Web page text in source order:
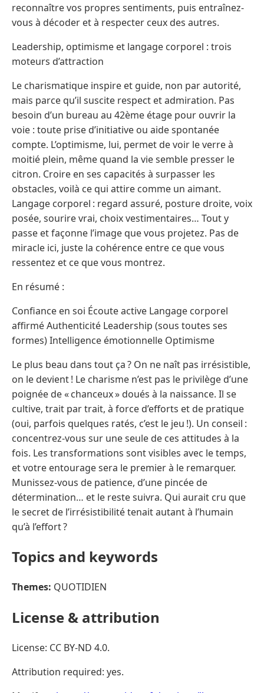
reconnaître vos propres sentiments, puis entraînez-
vous à décoder et à respecter ceux des autres.
Leadership, optimisme et langage corporel : trois
moteurs d’attraction
Le charismatique inspire et guide, non par autorité,
mais parce qu’il suscite respect et admiration. Pas
besoin d’un bureau au 42ème étage pour ouvrir la
voie : toute prise d’initiative ou aide spontanée
compte. L’optimisme, lui, permet de voir le verre à
moitié plein, même quand la vie semble presser le
citron. Croire en ses capacités à surpasser les
obstacles, voilà ce qui attire comme un aimant.
Langage corporel : regard assuré, posture droite, voix
posée, sourire vrai, choix vestimentaires… Tout y
passe et façonne l’image que vous projetez. Pas de
miracle ici, juste la cohérence entre ce que vous
ressentez et ce que vous montrez.
En résumé :
Confiance en soi Écoute active Langage corporel
affirmé Authenticité Leadership (sous toutes ses
formes) Intelligence émotionnelle Optimisme
Le plus beau dans tout ça ? On ne naît pas irrésistible,
on le devient ! Le charisme n’est pas le privilège d’une
poignée de « chanceux » doués à la naissance. Il se
cultive, trait par trait, à force d’efforts et de pratique
(oui, parfois quelques ratés, c’est le jeu !). Un conseil :
concentrez-vous sur une seule de ces attitudes à la
fois. Les transformations sont visibles avec le temps,
et votre entourage sera le premier à le remarquer.
Munissez-vous de patience, d’une pincée de
détermination… et le reste suivra. Qui aurait cru que
le secret de l’irrésistibilité tenait autant à l’humain
qu’à l’effort ?
Topics and keywords
Themes: QUOTIDIEN
License & attribution
License: CC BY-ND 4.0.
Attribution required: yes.